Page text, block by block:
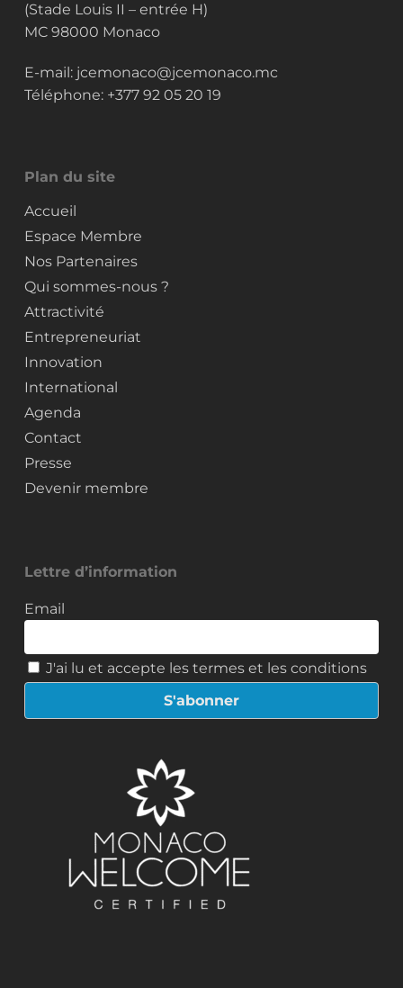
(Stade Louis II – entrée H)
MC 98000 Monaco
E-mail: jcemonaco@jcemonaco.mc
Téléphone: +377 92 05 20 19
Plan du site
Accueil
Espace Membre
Nos Partenaires
Qui sommes-nous ?
Attractivité
Entrepreneuriat
Innovation
International
Agenda
Contact
Presse
Devenir membre
Lettre d’information
Email
J'ai lu et accepte les termes et les conditions